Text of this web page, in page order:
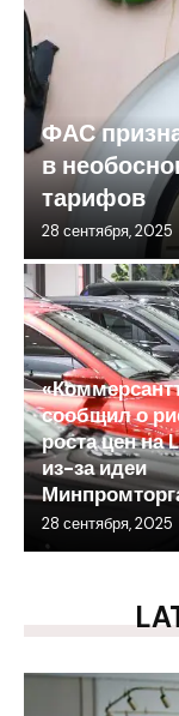
ФАС
в
тарифов
28 сентября, 2025
сообщил о
роста цен на
из-за идеи
28 сентября, 2025